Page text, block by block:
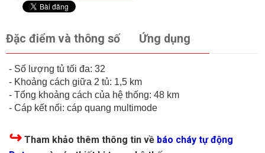
Đặc điểm và thông số Ứng dụng
- Số lượng tủ tối đa: 32
- Khoảng cách giữa 2 tủ: 1,5 km
- Tổng khoảng cách của hệ thống: 48 km
- Cáp kết nối: cáp quang multimode
↪ Tham khảo thêm thông tin về báo cháy tự động